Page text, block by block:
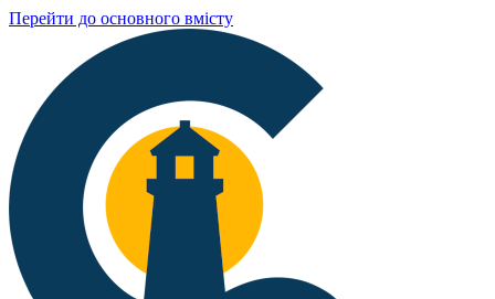
Перейти до основного вмісту